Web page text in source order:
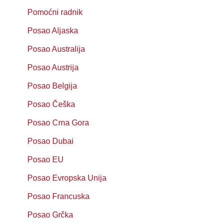
Pomoćni radnik
Posao Aljaska
Posao Australija
Posao Austrija
Posao Belgija
Posao Češka
Posao Crna Gora
Posao Dubai
Posao EU
Posao Evropska Unija
Posao Francuska
Posao Grčka